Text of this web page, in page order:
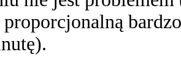
proporcjonalną